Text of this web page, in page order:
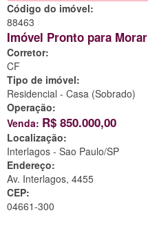
Código do imóvel:
88463
Imóvel Pronto para Morar
Corretor:
CF
Tipo de imóvel:
Residencial - Casa (Sobrado)
Operação:
Venda: R$ 850.000,00
Localização:
Interlagos - Sao Paulo/SP
Endereço:
Av. Interlagos, 4455
CEP:
04661-300